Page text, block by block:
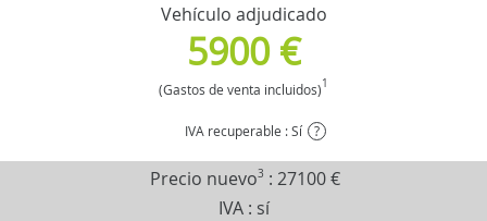
Vehículo adjudicado
5900 €
(Gastos de venta incluidos)1
IVA recuperable : Sí ?
Precio nuevo3 : 27100 €
IVA : sí